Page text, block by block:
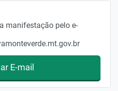
manifestação pelo e-
E-mail